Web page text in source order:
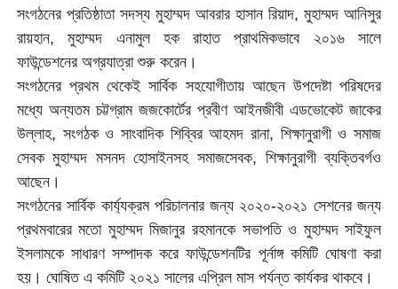
সংগঠনের প্রতিষ্ঠাতা সদস্য মুহাম্মদ আবরার হাসান রিয়াদ, মুহাম্মদ আনিসুর
রায়হান, মুহাম্মদ এনামুল হক রাহাত প্রাথমিকভাবে ২০১৬ সালে
ফাউন্ডেশনের অগ্রযাত্রা শুরু করেন।
সংগঠনের প্রথম থেকেই সার্বিক সহযোগীতায় আছেন উপদেষ্টা পরিষদের
মধ্যে অন্যতম চট্টগ্রাম জজকোর্টের প্রবীণ আইনজীবী এডভোকেট জাকের
উল্লাহ, সংগঠক ও সাংবাদিক শিব্বির আহমদ রানা, শিক্ষানুরাগী ও সমাজ
সেবক মুহাম্মদ মসনদ হোসাইনসহ সমাজসেবক, শিক্ষানুরাগী ব্যক্তিবর্গও
আছেন।
সংগঠনের সার্বিক কার্য্যক্রম পরিচালনার জন্য ২০২০-২০২১ সেশনের জন্য
প্রথমবারের মতো মুহাম্মদ মিজানুর রহমানকে সভাপতি ও মুহাম্মদ সাইফুল
ইসলামকে সাধারণ সম্পাদক করে ফাউন্ডেশনটির পূর্নাঙ্গ কমিটি ঘোষণা করা
হয়। ঘোষিত এ কমিটি ২০২১ সালের এপ্রিল মাস পর্যন্ত কার্যকর থাকবে।